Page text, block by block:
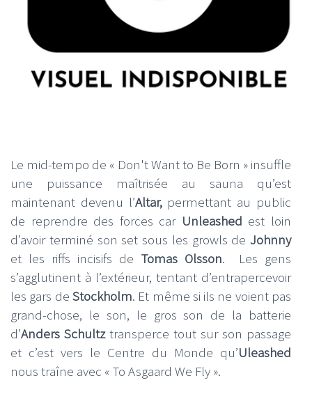
Le mid-tempo de « Don't Want to Be Born » insuffle
une puissance maîtrisée au sauna qu’est
maintenant devenu l’Altar,permettant au public
de reprendre des forces car Unleashed est loin
d’avoir terminé son set sous les growls de Johnny
et les riffs incisifs de Tomas Olsson. Les gens
s’agglutinent à l’extérieur, tentant d’entrapercevoir
les gars de Stockholm. Et même si ils ne voient pas
grand-chose, le son, le gros son de la batterie
d’Anders Schultztransperce tout sur son passage
et c’est vers le Centre du Monde qu’Uleashed
nous traîne avec « To Asgaard We Fly ».